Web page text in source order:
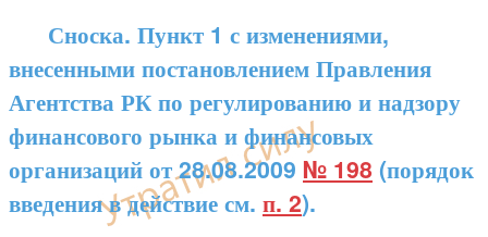
Сноска. Пункт 1 с изменениями,
внесенными постановлением Правления
Агентства РК по регулированию и надзору
финансового рынка и финансовых
организаций от 28.08.2009 № 198 (порядок
введения в действие см. п. 2).